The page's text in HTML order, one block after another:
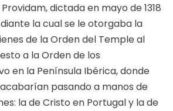
dictada en mayo de 1318
la cual se le otorgaba la
de la Orden del Temple al
a la Orden de los
en la Península Ibérica, donde
pasando a manos de
la de Cristo en Portugal y la de